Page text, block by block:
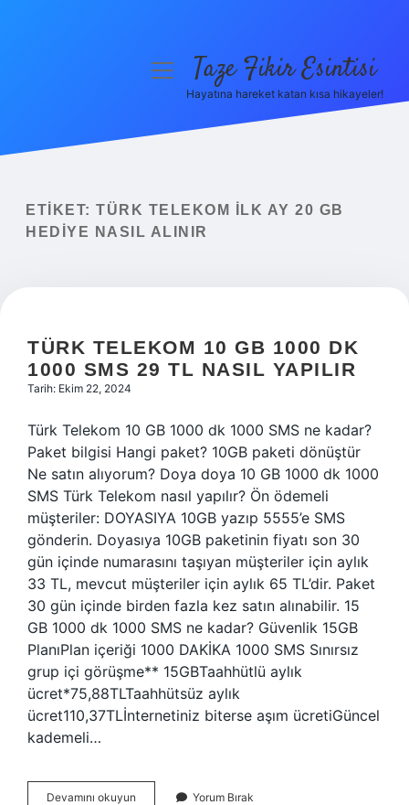
Yasal Uyarı
menüyüTaze Fikir Esintisi
Hayatına hareket katan kısa hikayeler!
ETIKET: TÜRK TELEKOM ILK AY 20 GB
HEDIYE NASIL ALINIR
TÜRK TELEKOM 10 GB 1000 DK
1000 SMS 29 TL NASIL YAPILIR
Tarih: Ekim 22, 2024
Türk Telekom 10 GB 1000 dk 1000 SMS ne kadar?
Paket bilgisi Hangi paket? 10GB paketi dönüştür
Ne satın alıyorum? Doya doya 10 GB 1000 dk 1000
SMS Türk Telekom nasıl yapılır? Ön ödemeli
müşteriler: DOYASIYA 10GB yazıp 5555’e SMS
gönderin. Doyasıya 10GB paketinin fiyatı son 30
gün içinde numarasını taşıyan müşteriler için aylık
33 TL, mevcut müşteriler için aylık 65 TL’dir. Paket
30 gün içinde birden fazla kez satın alınabilir. 15
GB 1000 dk 1000 SMS ne kadar? Güvenlik 15GB
PlanıPlan içeriği 1000 DAKİKA 1000 SMS Sınırsız
grup içi görüşme** 15GBTaahhütlü aylık
ücret*75,88TLTaahhütsüz aylık
ücret110,37TLİnternetiniz biterse aşım ücretiGüncel
kademeli…
Devamını okuyun Yorum Bırak